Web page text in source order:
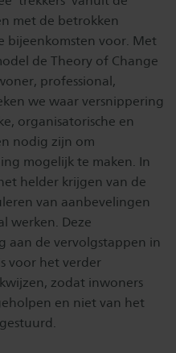
met de betrokken
bijeenkomsten voor. Met
de Theory of Change
professional,
we waar versnippering
organisatorische en
nodig zijn om
mogelijk te maken. In
helder krijgen van de
van aanbevelingen
werken. Deze
aan de vervolgstappen in
voor het verder
zodat inwoners
en niet van het